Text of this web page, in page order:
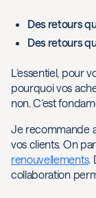
Des retours
Des retours
L’essentiel, pour
pourquoi vos
non. C’est
Je recommande
vos clients. On
renouvellements.
collaboration